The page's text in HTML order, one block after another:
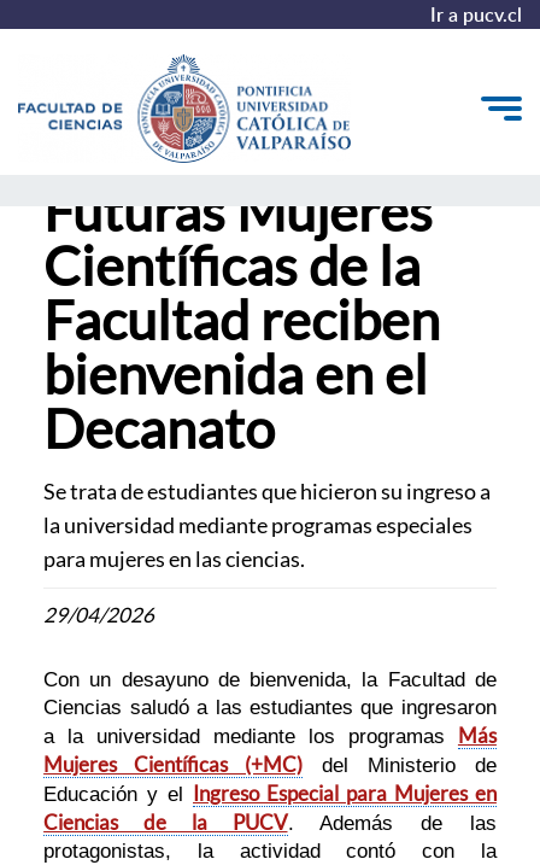
Ir a pucv.cl
Estudiantes
Postgrado y Formación Continua
Vinculación con el Medio
Admisión
Futuras Mujeres
Científicas de la
Facultad reciben
bienvenida en el
Decanato
Se trata de estudiantes que hicieron su ingreso a
la universidad mediante programas especiales
para mujeres en las ciencias.
29/04/2026
Con un desayuno de bienvenida, la Facultad de
Ciencias saludó a las estudiantes que ingresaron
a la universidad mediante los programas Más
Mujeres Científicas (+MC) del Ministerio de
Educación y el
Ingreso Especial para Mujeres en
Ciencias de la PUCV. Además de las
protagonistas, la actividad contó con la